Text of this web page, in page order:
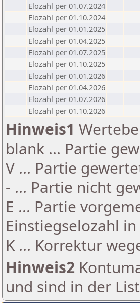
Elozahl per 01.07.2024
Elozahl per 01.10.2024
Elozahl per 01.01.2025
Elozahl per 01.04.2025
Elozahl per 01.07.2025
Elozahl per 01.10.2025
Elozahl per 01.01.2026
Elozahl per 01.04.2026
Elozahl per 01.07.2026
Elozahl per 01.10.2026
Hinweis1
blank ... Partie
V ... Partie
- ... Partie nicht
E ... Partie
Einstiegselozahl
K ... Korrektur
Hinweis2
und sind in der